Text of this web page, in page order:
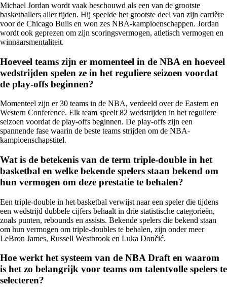
Michael Jordan wordt vaak beschouwd als een van de grootste
basketballers aller tijden. Hij speelde het grootste deel van zijn carrière
voor de Chicago Bulls en won zes NBA-kampioenschappen. Jordan
wordt ook geprezen om zijn scoringsvermogen, atletisch vermogen en
winnaarsmentaliteit.
Hoeveel teams zijn er momenteel in de NBA en hoeveel
wedstrijden spelen ze in het reguliere seizoen voordat
de play-offs beginnen?
Momenteel zijn er 30 teams in de NBA, verdeeld over de Eastern en
Western Conference. Elk team speelt 82 wedstrijden in het reguliere
seizoen voordat de play-offs beginnen. De play-offs zijn een
spannende fase waarin de beste teams strijden om de NBA-
kampioenschapstitel.
Wat is de betekenis van de term triple-double in het
basketbal en welke bekende spelers staan ​​bekend om
hun vermogen om deze prestatie te behalen?
Een triple-double in het basketbal verwijst naar een speler die tijdens
een wedstrijd dubbele cijfers behaalt in drie statistische categorieën,
zoals punten, rebounds en assists. Bekende spelers die bekend staan
om hun vermogen om triple-doubles te behalen, zijn onder meer
LeBron James, Russell Westbrook en Luka Dončić.
Hoe werkt het systeem van de NBA Draft en waarom
is het zo belangrijk voor teams om talentvolle spelers te
selecteren?